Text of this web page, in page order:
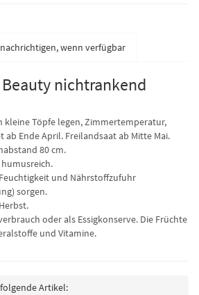
wenn verfügbar
nichtrankend
kleine Töpfe legen, Zimmertemperatur,
ab Ende April. Freilandsaat ab Mitte Mai.
80 cm.
humusreich.
und Nährstoffzufuhr
sorgen.
oder als Essigkonserve. Die Früchte
und Vitamine.
Artikel: